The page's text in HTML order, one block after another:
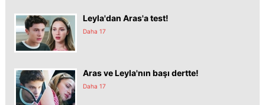
Leyla'dan Aras'a test!
Daha 17
Aras ve Leyla'nın başı dertte!
Daha 17